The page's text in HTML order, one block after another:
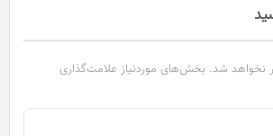
نخواهد شد. بخش‌های موردنیاز علامت‌گذاری